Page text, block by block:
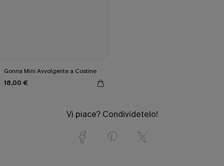
Gonna Mini Avvolgente a Costine
18,00 €
Vi piace? Condividetelo!